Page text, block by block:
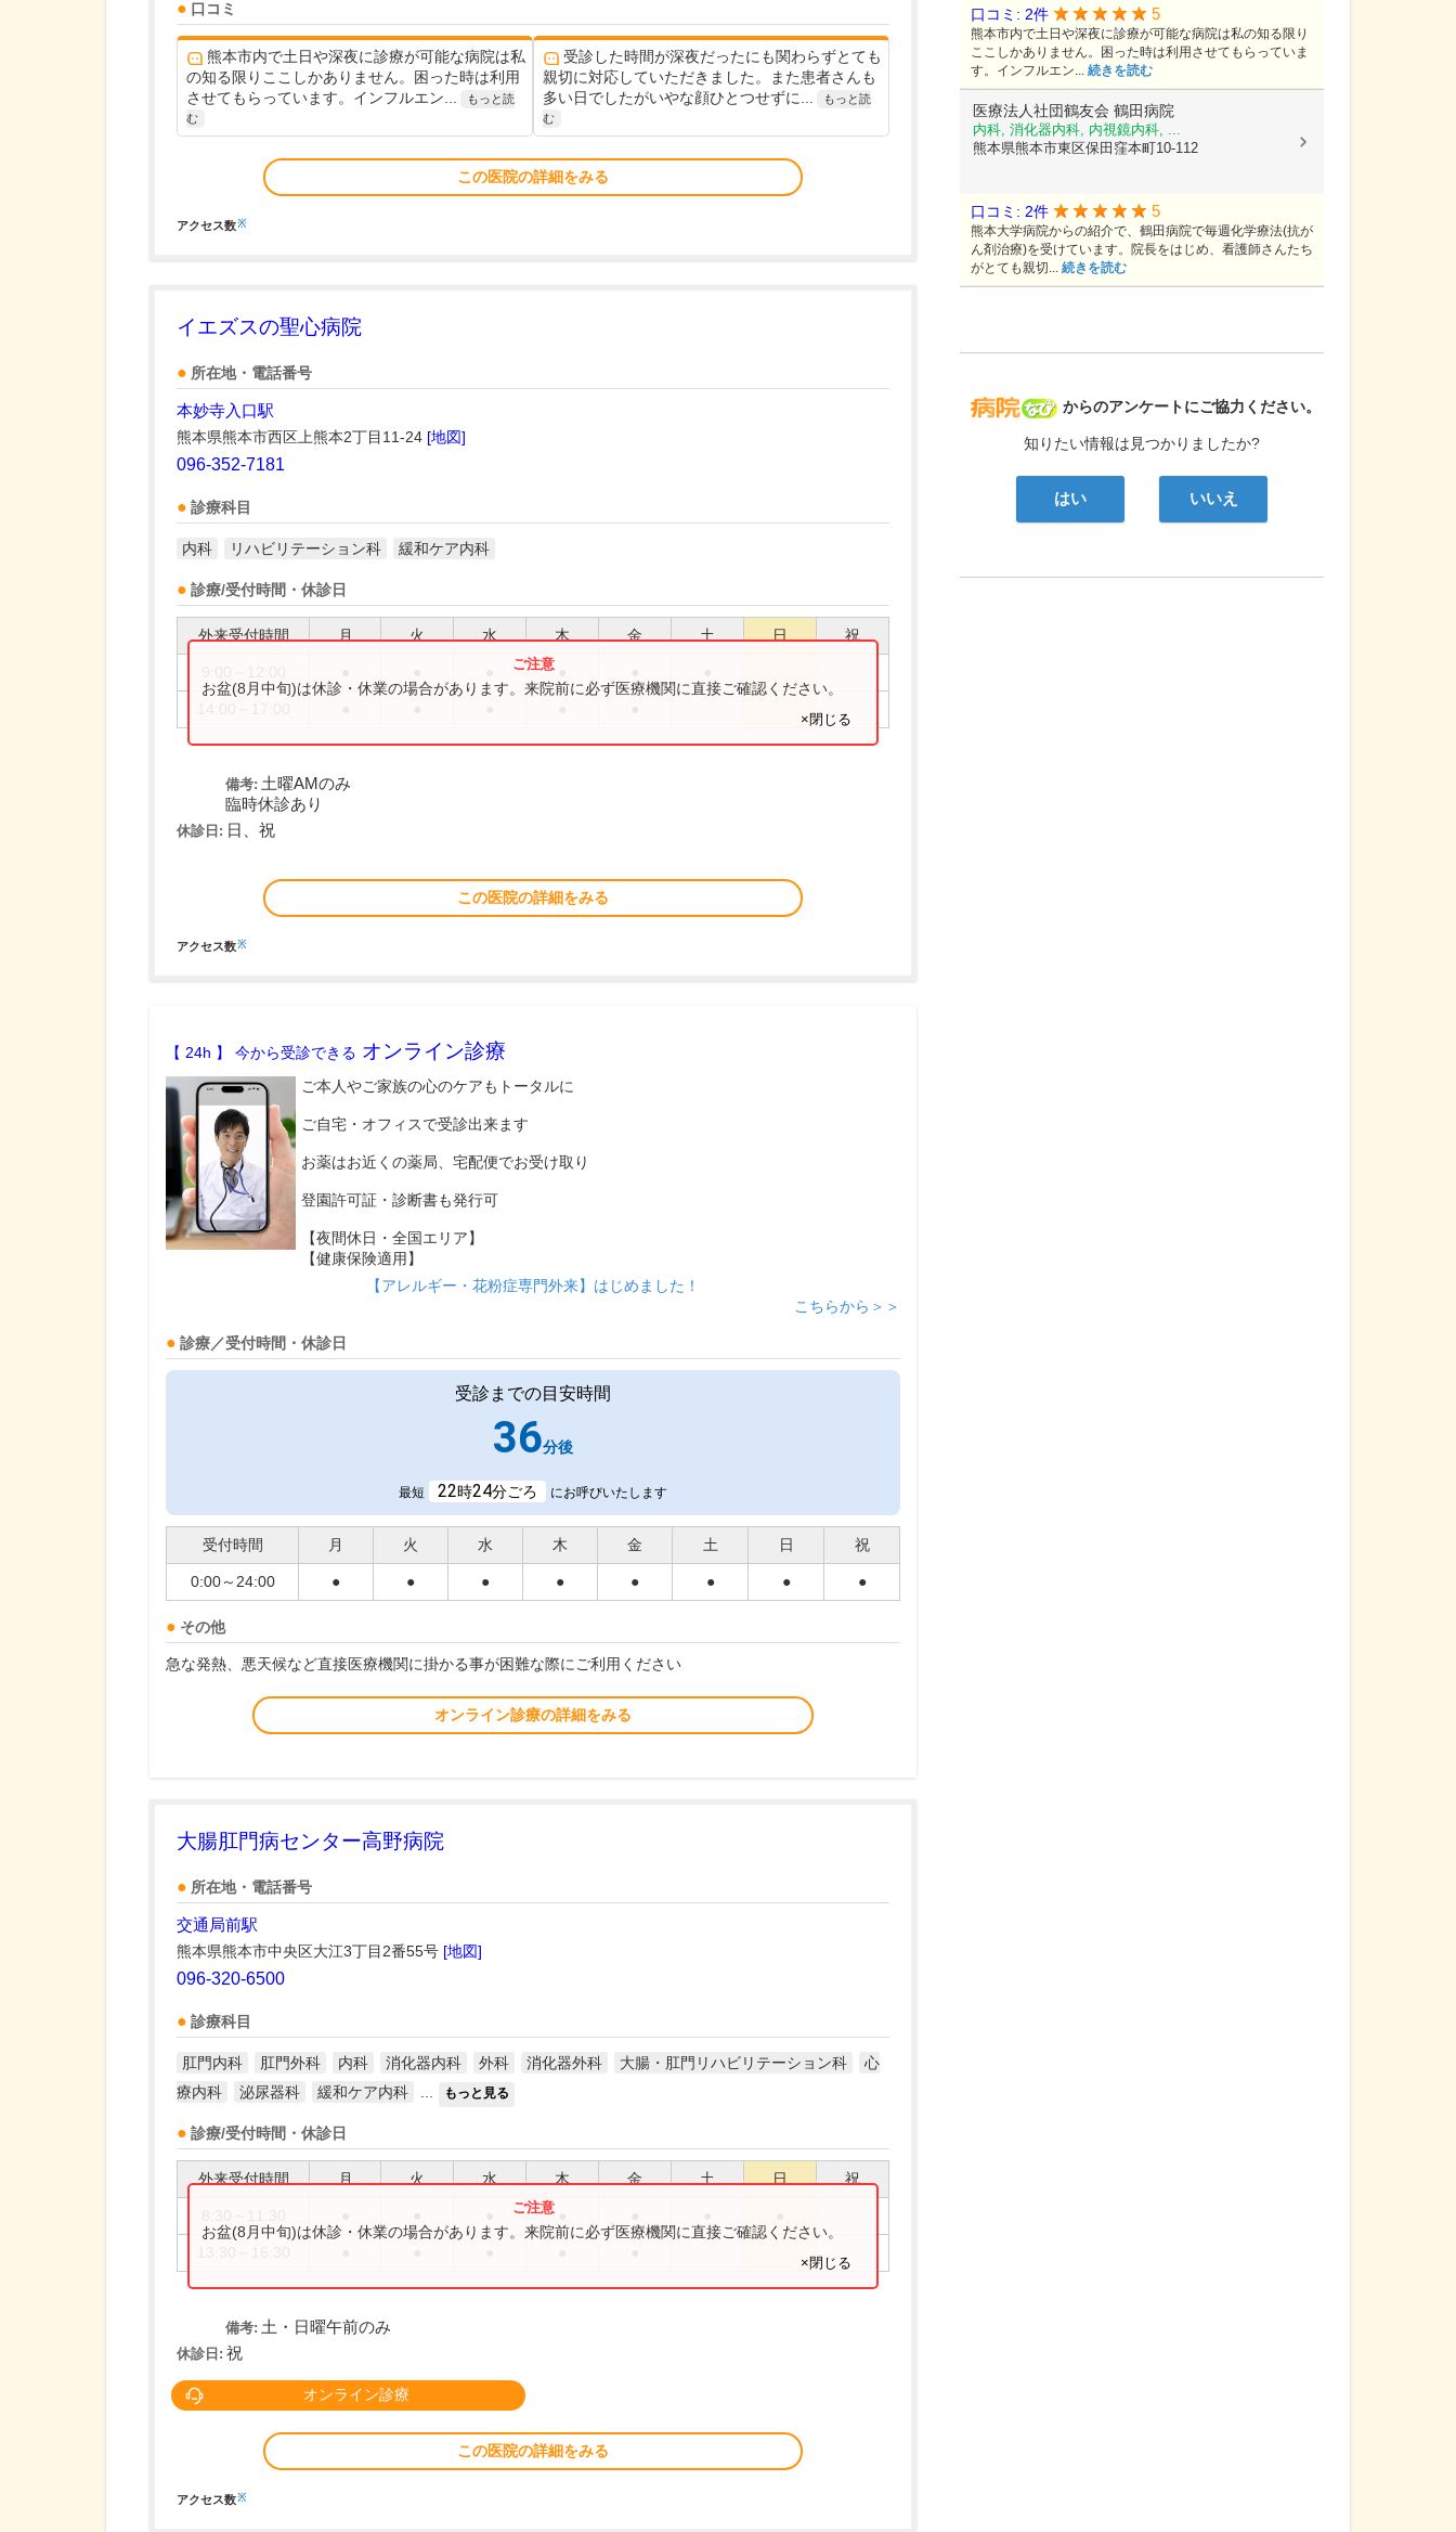
口コミ
熊本市内で土日や深夜に診療が可能な病院は私
の知る限りここしかありません。困った時は利用
させてもらっています。インフルエン...
もっと読
む
受診した時間が深夜だったにも関わらずとても
親切に対応していただきました。また患者さんも
多い日でしたがいやな顔ひとつせずに...
もっと読
む
この医院の詳細をみる
アクセス数※
イエズスの聖心病院
所在地・電話番号
本妙寺入口駅
熊本県熊本市西区上熊本2丁目11-24 [地図]
096-352-7181
診療科目
内科 リハビリテーション科 緩和ケア内科
診療/受付時間・休診日
外来受付時間 月 火 水 木 金 土 日 祝
お盆(8月中旬)は休診・休業の場合があります。来院前に必ず医療機関に直接ご確認ください。
×閉じる
備考: 土曜AMのみ
臨時休診あり
休診日: 日、祝
この医院の詳細をみる
アクセス数※
【 24h 】 今から受診できる オンライン診療
ご本人やご家族の心のケアもトータルに
ご自宅・オフィスで受診出来ます
お薬はお近くの薬局、宅配便でお受け取り
登園許可証・診断書も発行可
【夜間休日・全国エリア】
【健康保険適用】
【アレルギー・花粉症専門外来】はじめました！
こちらから＞＞
診療／受付時間・休診日
受診までの目安時間
36分後
最短 22時24分ごろ にお呼びいたします
受付時間 月 火 水 木 金 土 日 祝
0:00～24:00 ● ● ● ● ● ● ● ●
その他
急な発熱、悪天候など直接医療機関に掛かる事が困難な際にご利用ください
オンライン診療の詳細をみる
大腸肛門病センター高野病院
所在地・電話番号
交通局前駅
熊本県熊本市中央区大江3丁目2番55号 [地図]
096-320-6500
診療科目
肛門内科 肛門外科 内科 消化器内科 外科 消化器外科 大腸・肛門リハビリテーション科
心
療内科
泌尿器科 緩和ケア内科 もっと見る
診療/受付時間・休診日
外来受付時間 月 火 水 木 金 土 日 祝
お盆(8月中旬)は休診・休業の場合があります。来院前に必ず医療機関に直接ご確認ください。
×閉じる
備考: 土・日曜午前のみ
休診日: 祝
オンライン診療
この医院の詳細をみる
アクセス数※
病院なび
からのアンケートにご協力ください。
知りたい情報は見つかりましたか?
はい いいえ
口コミ: 2件 5
熊本市内で土日や深夜に診療が可能な病院は私の知る限り
ここしかありません。困った時は利用させてもらっていま
す。インフルエン... 続きを読む
医療法人社団鶴友会 鶴田病院
内科, 消化器内科, 内視鏡内科, ...
熊本県熊本市東区保田窪本町10-112
口コミ: 2件 5
熊本大学病院からの紹介で、鶴田病院で毎週化学療法(抗が
ん剤治療)を受けています。院長をはじめ、看護師さんたち
がとても親切... 続きを読む